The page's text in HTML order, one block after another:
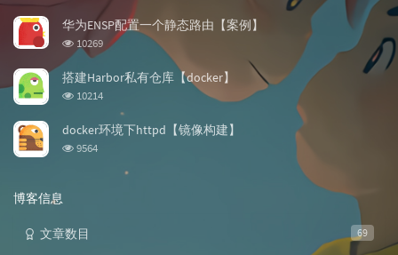
次
数:
华为ENSP配置一个静态路由【案例】
浏
览
次
数:
10269
搭建Harbor私有仓库【docker】
浏
次
10214
docker环境下httpd【镜像构建】
浏
9564
博客信息
69
文章数目